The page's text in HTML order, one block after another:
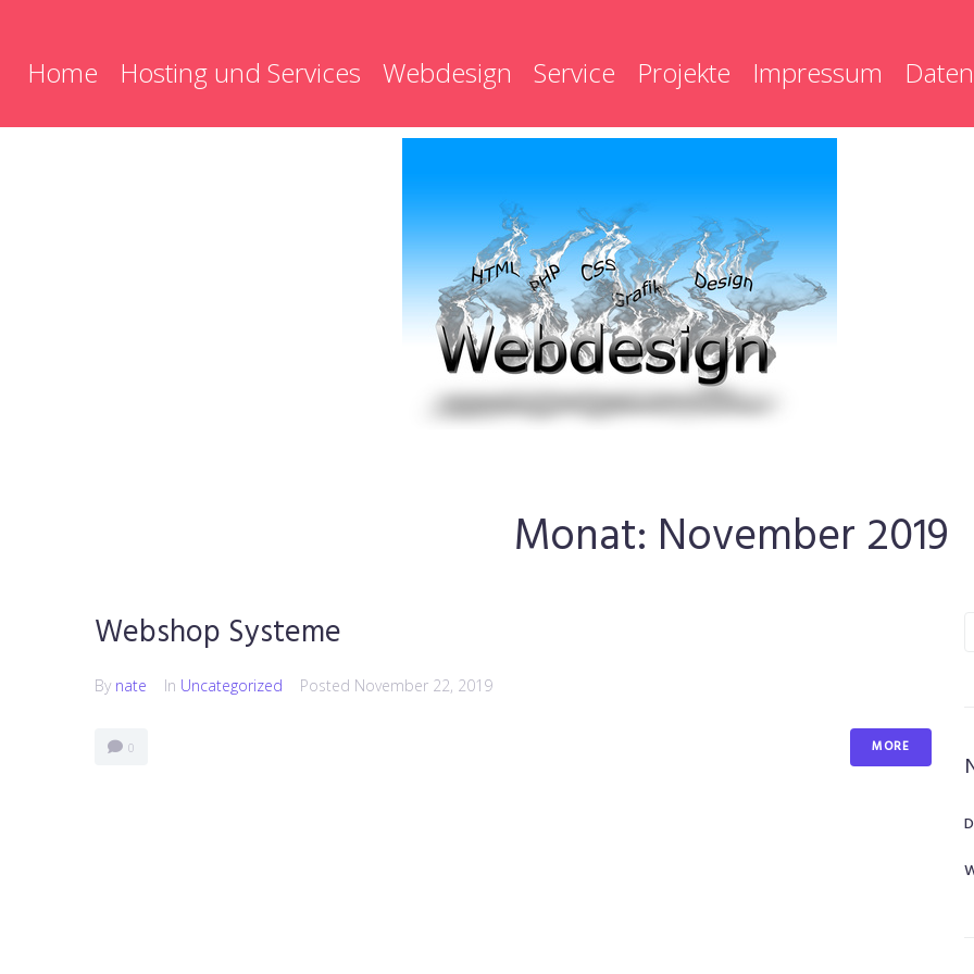
Home Hosting und Services Webdesign Service Projekte Impressum
Monat: November 2019
Webshop Systeme
By nate In Uncategorized Posted November 22, 2019
0 MORE